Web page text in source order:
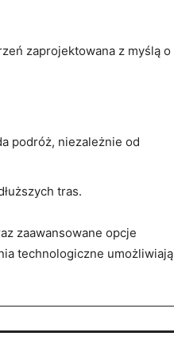
zaprojektowana z myślą o
podróż, niezależnie‌ od
tras.
‌zaawansowane opcje
‌technologiczne umożliwiają